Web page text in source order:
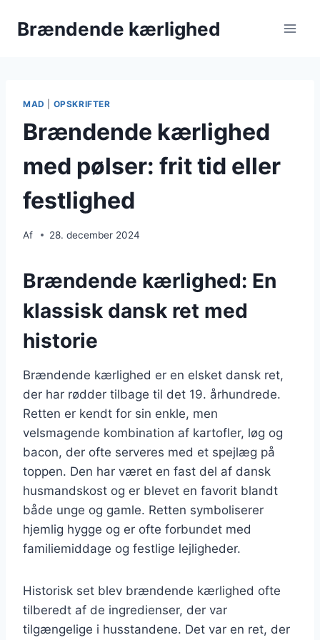
Brændende kærlighed
MAD OPSKRIFTER
Brændende kærlighed
med pølser: frit tid eller
festlighed
Af 28. december 2024
Brændende kærlighed: En
klassisk dansk ret med
historie
Brændende kærlighed er en elsket dansk ret,
der har rødder tilbage til det 19. århundrede.
Retten er kendt for sin enkle, men
velsmagende kombination af kartofler, løg og
bacon, der ofte serveres med et spejlæg på
toppen. Den har været en fast del af dansk
husmandskost og er blevet en favorit blandt
både unge og gamle. Retten symboliserer
hjemlig hygge og er ofte forbundet med
familiemiddage og festlige lejligheder.
Historisk set blev brændende kærlighed ofte
tilberedt af de ingredienser, der var
tilgængelige i husstandene. Det var en ret, der